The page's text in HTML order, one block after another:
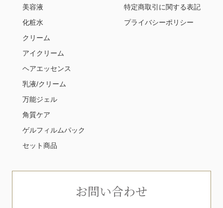
お問い合わせ
美容液
化粧水
クリーム
アイクリーム
ヘアエッセンス
乳液/クリーム
万能ジェル
角質ケア
ゲルフィルムパック
セット商品
特定商取引に関する表記
プライバシーポリシー